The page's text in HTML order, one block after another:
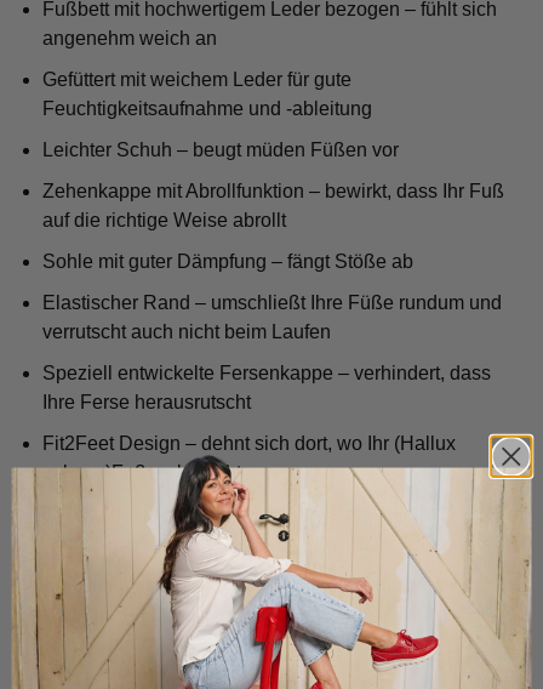
Fußbett mit hochwertigem Leder bezogen – fühlt sich
angenehm weich an
Gefüttert mit weichem Leder für gute
Feuchtigkeitsaufnahme und -ableitung
Leichter Schuh – beugt müden Füßen vor
Zehenkappe mit Abrollfunktion – bewirkt, dass Ihr Fuß
auf die richtige Weise abrollt
Sohle mit guter Dämpfung – fängt Stöße ab
Elastischer Rand – umschließt Ihre Füße rundum und
verrutscht auch nicht beim Laufen
Speziell entwickelte Fersenkappe – verhindert, dass
Ihre Ferse herausrutscht
Fit2Feet Design – dehnt sich dort, wo Ihr (Hallux
valgus-)Fuß es braucht
Handgefertigt durch unsere Fachleute – höchste
Qualität garantiert
Entworfen in den Niederlanden und hergestellt in
Portugal